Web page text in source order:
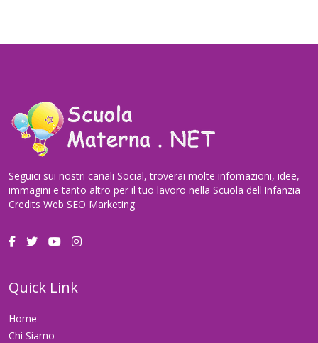
Seguici sui nostri canali Social, troverai molte infomazioni, idee,
immagini e tanto altro per il tuo lavoro nella Scuola dell'Infanzia
Credits Web SEO Marketing
Quick Link
Home
Chi Siamo